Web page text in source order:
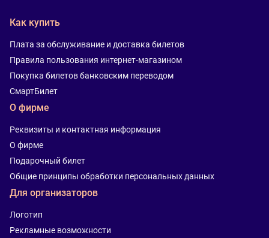
Как купить
Плата за обслуживание и доставка билетов
Правила пользования интернет-магазином
Покупка билетов банковским переводом
СмартБилет
О фирме
Реквизиты и контактная информация
О фирме
Подарочный билет
Общие принципы обработки персональных данных
Для организаторов
Логотип
Рекламные возможности